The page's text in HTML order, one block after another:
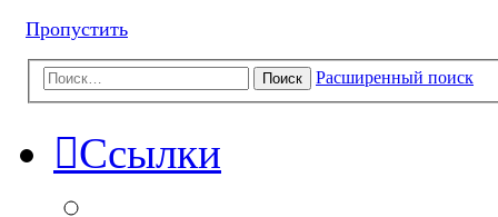
Пропустить
Поиск Расширенный поиск
Ссылки